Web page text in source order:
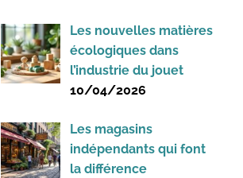
Les nouvelles matières
écologiques dans
l’industrie du jouet
10/04/2026
Les magasins
indépendants qui font
la différence